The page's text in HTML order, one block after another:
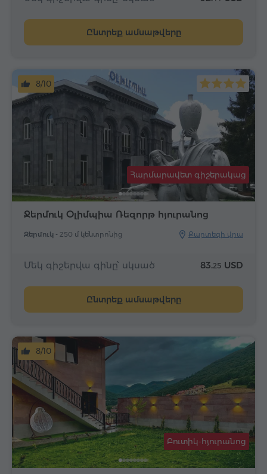
Ընտրեք ամսաթվերը
Ջերմուկ Օլիմպիա Ռեզորթ հյուրանոց
Ջերմուկ - 250 մ կենտրոնից Քարտեզի վրա
Հարմարավետ գիշերակաց
8/10
Մեկ գիշերվա գինը՝ սկսած 83.25 USD
Ընտրեք ամսաթվերը
Բուտիկ-հյուրանոց
8/10